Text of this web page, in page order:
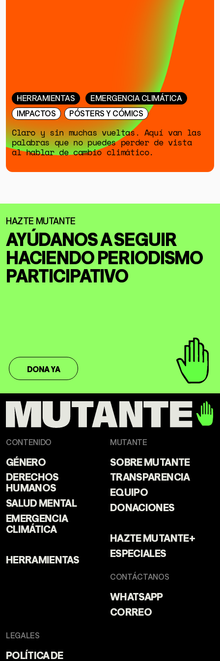
HERRAMIENTAS
EMERGENCIA CLIMÁTICA
IMPACTOS
PÓSTERS Y CÓMICS
Claro y sin muchas vueltas. Aquí van las
palabras que no puedes perder de vista
al hablar de cambio climático.
AYÚDANOS A SEGUIR
HACIENDOPERIODISMO
PARTICIPATIVO
DONA YA
CONTENIDO
GÉNERO
DERECHOS
HUMANOS
SALUD MENTAL
EMERGENCIA
CLIMÁTICA
HERRAMIENTAS
MUTANTE
SOBRE MUTANTE
TRANSPARENCIA
EQUIPO
DONACIONES
HAZTE MUTANTE+
ESPECIALES
CONTÁCTANOS
WHATSAPP
CORREO
LEGALES
POLÍTICA DE